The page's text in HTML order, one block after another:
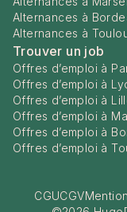
Alternances à
Alternances à
Trouver un job
Offres d’emploi à
Offres d’emploi à
Offres d’emploi à
Offres d’emploi à
Offres d’emploi à
Offres d’emploi à
CGUCGV